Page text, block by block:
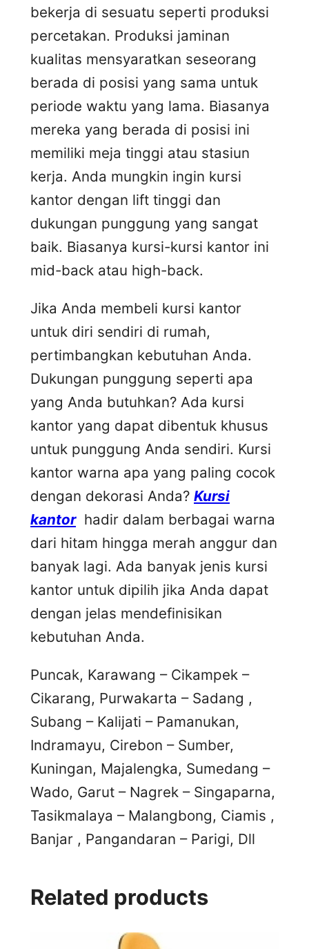
bekerja di sesuatu seperti produksi
percetakan. Produksi jaminan
kualitas mensyaratkan seseorang
berada di posisi yang sama untuk
periode waktu yang lama. Biasanya
mereka yang berada di posisi ini
memiliki meja tinggi atau stasiun
kerja. Anda mungkin ingin kursi
kantor dengan lift tinggi dan
dukungan punggung yang sangat
baik. Biasanya kursi-kursi kantor ini
mid-back atau high-back.
Jika Anda membeli kursi kantor
untuk diri sendiri di rumah,
pertimbangkan kebutuhan Anda.
Dukungan punggung seperti apa
yang Anda butuhkan? Ada kursi
kantor yang dapat dibentuk khusus
untuk punggung Anda sendiri. Kursi
kantor warna apa yang paling cocok
dengan dekorasi Anda? Kursi
kantorhadir dalam berbagai warna
dari hitam hingga merah anggur dan
banyak lagi. Ada banyak jenis kursi
kantor untuk dipilih jika Anda dapat
dengan jelas mendefinisikan
kebutuhan Anda.
Puncak, Karawang – Cikampek –
Cikarang, Purwakarta – Sadang ,
Subang – Kalijati – Pamanukan,
Indramayu, Cirebon – Sumber,
Kuningan, Majalengka, Sumedang –
Wado, Garut – Nagrek – Singaparna,
Tasikmalaya – Malangbong, Ciamis ,
Banjar , Pangandaran – Parigi, Dll
Related products